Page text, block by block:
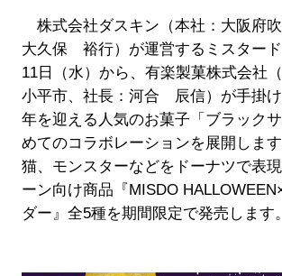
株式会社ダスキン（本社：大阪府吹
大久保 裕行）が運営するミスタード
11日（水）から、有楽製菓株式会社
小平市、社長：河合 辰信）が手掛け
年を迎える人気のお菓子「ブラック
めてのコラボレーションを展開します
猫、モンスターなどをドーナツで表
ーン向け商品『MISDO
ダー』全5種を期間限定で発売します。